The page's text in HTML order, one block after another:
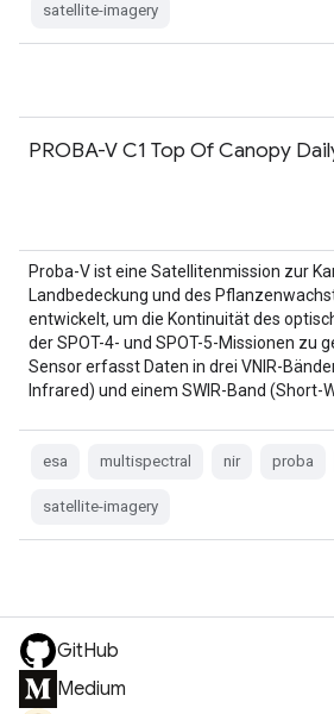
satellite-imagery
PROBA-V C1 Top Of Canopy
Proba-V ist eine Satellitenmission zur
Landbedeckung und des
entwickelt, um die Kontinuität des
der SPOT-4- und SPOT-5-Missionen zu
Sensor erfasst Daten in drei VNIR-
Infrared) und einem SWIR-Band (Short-
esa multispectral nir proba
satellite-imagery
GitHub
Medium